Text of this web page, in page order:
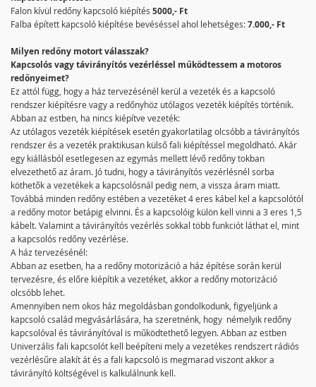
Falon kívül redőny kapcsoló kiépítés 5000,- Ft
Falba épített kapcsoló kiépítése bevéséssel ahol lehetséges:7.000,- Ft
Milyen redőny motort válasszak?
Kapcsolós vagy távirányítós vezérléssel működtessem a motoros
redőnyeimet?
Ez attól függ, hogy a ház tervezésénél kerül a vezeték és a kapcsoló
rendszer kiépítésre vagy a redőnyhöz utólagos vezeték kiépítés történik.
Abban az estben, ha nincs kiépítve vezeték:
Az utólagos vezeték kiépítések esetén gyakorlatilag olcsóbb a távirányítós
rendszer és a vezeték praktikusan külső fali kiépítéssel megoldható. Akár
egy kiállásból esetlegesen az egymás mellett lévő redőny tokban
elvezethető az áram. Jó tudni, hogy a távirányítós vezérlésnél sorba
köthetők a vezetékek a kapcsolósnál pedig nem, a vissza áram miatt.
Továbbá minden redőny estében a vezetéket 4 eres kábel kel a kapcsolótól
a redőny motor betápig elvinni. És a kapcsolóig külön kell vinni a 3 eres 1,5
kábelt. Valamint a távirányítós vezérlés sokkal több funkciót láthat el, mint
a kapcsolós redőny vezérlése.
A ház tervezésénél:
Abban az esetben, ha a redőny motorizáció a ház építése során kerül
tervezésre, és előre kiépítik a vezetéket, akkor a redőny motorizáció
olcsóbb lehet.
Amennyiben nem okos ház megoldásban gondolkodunk, figyeljünk a
kapcsoló család megvásárlására, ha szeretnénk, hogy némelyik redőny
kapcsolóval és távirányítóval is működtethető legyen. Abban az estben
Univerzális fali kapcsolót kell beépíteni mely a vezetékes rendszert rádiós
vezérlésűre alakít át és a fali kapcsoló is megmarad viszont akkor a
távirányító költségével is kalkulálnunk kell.